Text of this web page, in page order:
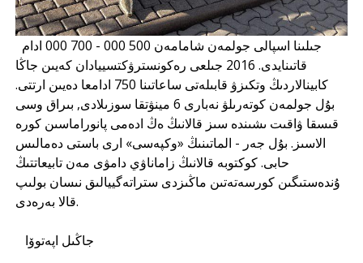
قاتىنايدى. 2016 جىلعى رەكونسترۋكتسييادان كەيىن جاڭا
كابينالاردىڭ وتكىزۋ قابىلەتى ساعاتىنا 750 ادامعا دەيىن ارتتى.
بۇل جولمەن كوتەرىلۋ نەبارى 6 مينۋتقا سوزىلادى, بىراق وسى
قىسقا ۋاقىت ىشىندە سىز قالانىڭ ەڭ ادەمى پانوراماسىن كورە
الاسىز. بۇل جەر - الماتىنىڭ «وكپەسى» ارى باستى دەمالىس
حابى. كوكتوبە قالانىڭ زاماناۋي دامۋى مەن تابيعاتتىڭ
ۇندەستىگىن كورسەتەتىن ماڭىزدى ستراتەگييالىق نىسان بولىپ
قالا بەرەدى.